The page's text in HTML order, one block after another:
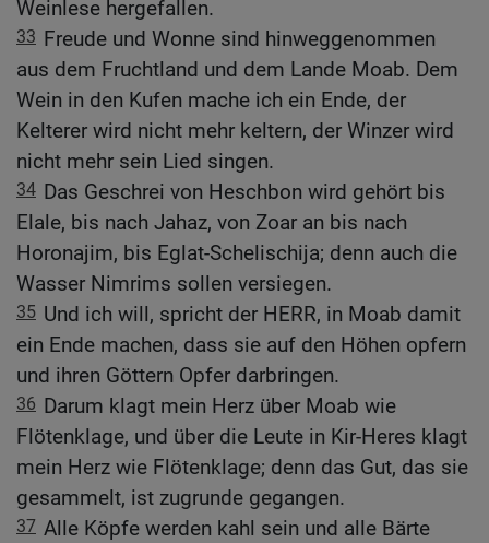
Weinlese hergefallen.
33 Freude und Wonne sind hinweggenommen
aus dem Fruchtland und dem Lande Moab. Dem
Wein in den Kufen mache ich ein Ende, der
Kelterer wird nicht mehr keltern, der Winzer wird
nicht mehr sein Lied singen.
34 Das Geschrei von Heschbon wird gehört bis
Elale, bis nach Jahaz, von Zoar an bis nach
Horonajim, bis Eglat-Schelischija; denn auch die
Wasser Nimrims sollen versiegen.
35 Und ich will, spricht der HERR, in Moab damit
ein Ende machen, dass sie auf den Höhen opfern
und ihren Göttern Opfer darbringen.
36 Darum klagt mein Herz über Moab wie
Flötenklage, und über die Leute in Kir-Heres klagt
mein Herz wie Flötenklage; denn das Gut, das sie
gesammelt, ist zugrunde gegangen.
37 Alle Köpfe werden kahl sein und alle Bärte